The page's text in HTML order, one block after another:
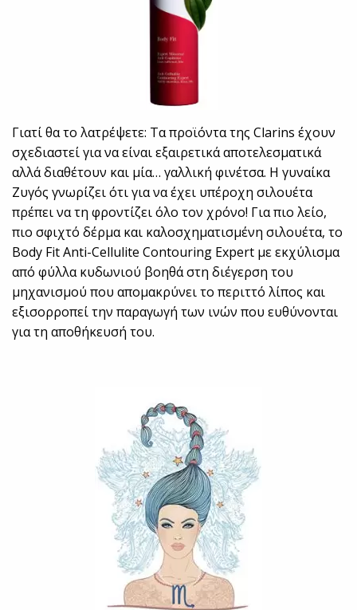
Γιατί θα το λατρέψετε: Τα προϊόντα της Clarins έχουν
σχεδιαστεί για να είναι εξαιρετικά αποτελεσματικά
αλλά διαθέτουν και μία… γαλλική φινέτσα. Η γυναίκα
Ζυγός γνωρίζει ότι για να έχει υπέροχη σιλουέτα
πρέπει να τη φροντίζει όλο τον χρόνο! Για πιο λείο,
πιο σφιχτό δέρμα και καλοσχηματισμένη σιλουέτα, το
Body Fit Anti-Cellulite Contouring Expert με εκχύλισμα
από φύλλα κυδωνιού βοηθά στη διέγερση του
μηχανισμού που απομακρύνει το περιττό λίπος και
εξισορροπεί την παραγωγή των ινών που ευθύνονται
για τη αποθήκευσή του.